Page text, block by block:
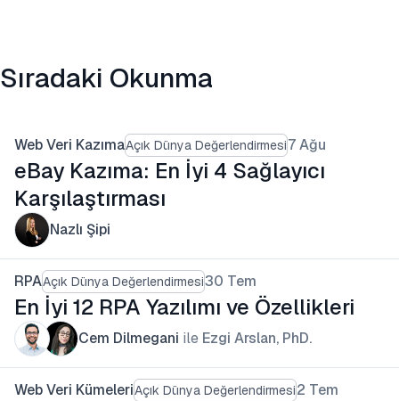
Sıradaki Okunma
Web Veri KazımaAçık Dünya Değerlendirmesi7 Ağu
eBay Kazıma: En İyi 4 Sağlayıcı
Karşılaştırması
Nazlı Şipi
RPAAçık Dünya Değerlendirmesi30 Tem
En İyi 12 RPA Yazılımı ve Özellikleri
Cem Dilmegani ile Ezgi Arslan, PhD.
Web Veri KümeleriAçık Dünya Değerlendirmesi2 Tem